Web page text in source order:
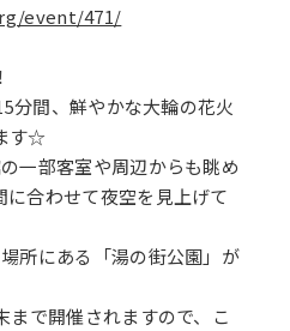
event/471/
分間、鮮やかな大輪の花火
す☆
一部客室や周辺からも眺め
合わせて夜空を見上げて
所にある「湯の街公園」が
まで開催されますので、こ